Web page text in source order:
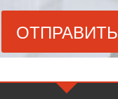
ОТПРАВИТЬ